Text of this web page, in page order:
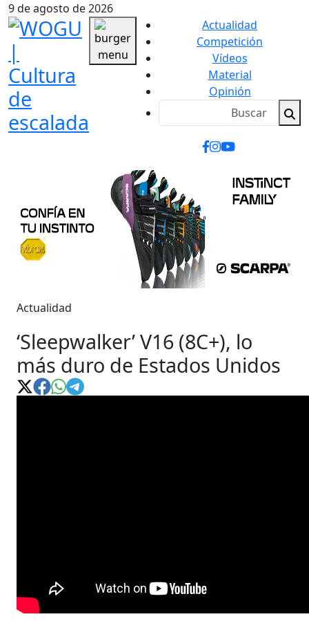
9 de agosto de 2026
Actualidad
Competición
Vídeos
Material
Opinión
Actualidad
‘Sleepwalker’ V16 (8C+), lo
más duro de Estados Unidos